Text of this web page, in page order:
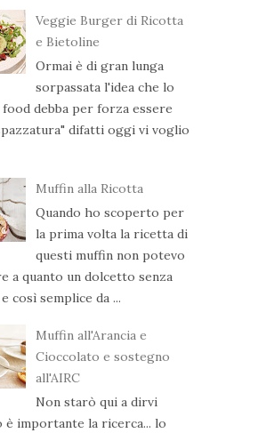
Veggie Burger di Ricotta
e Bietoline
Ormai è di gran lunga
sorpassata l'idea che lo
debba per forza essere
difatti oggi vi voglio
Muffin alla Ricotta
Quando ho scoperto per
la prima volta la ricetta di
questi muffin non potevo
a quanto un dolcetto senza
così semplice da ...
Muffin all'Arancia e
Cioccolato e sostegno
all'AIRC
Non starò qui a dirvi
è importante la ricerca... lo